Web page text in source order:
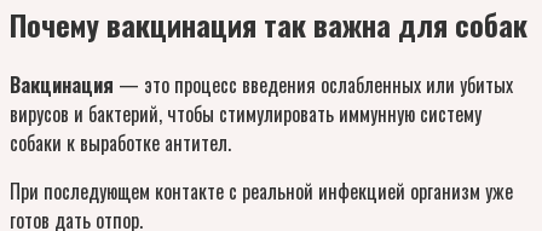
Почему вакцинация так важна для собак
Вакцинация — это процесс введения ослабленных или убитых
вирусов и бактерий, чтобы стимулировать иммунную систему
собаки к выработке антител.
При последующем контакте с реальной инфекцией организм уже
готов дать отпор.